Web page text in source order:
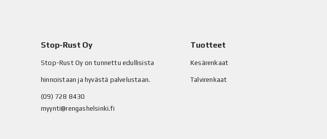
Stop-Rust Oy
Stop-Rust Oy on tunnettu edullisista
hinnoistaan ja hyvästä palvelustaan.
(09) 728 8430
myynti@rengashelsinki.fi
Tuotteet
Kesärenkaat
Talvirenkaat